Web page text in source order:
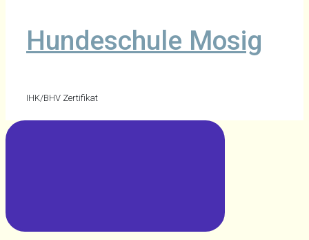
Hundeschule Mosig
IHK/BHV Zertifikat